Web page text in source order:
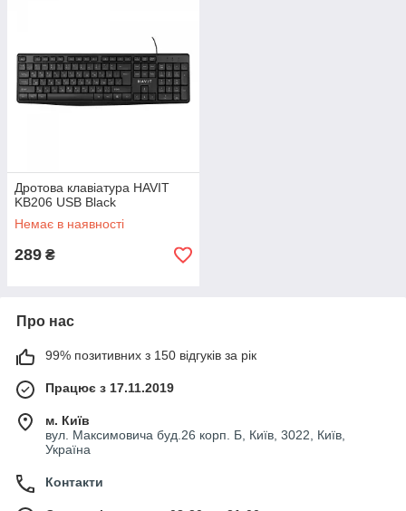
Дротова клавіатура HAVIT
KB206 USB Black
Немає в наявності
289 ₴
Про нас
99% позитивних з 150 відгуків за рік
Працює з 17.11.2019
м. Київ
вул. Максимовича буд.26 корп. Б, Київ, 3022, Київ,
Україна
Контакти